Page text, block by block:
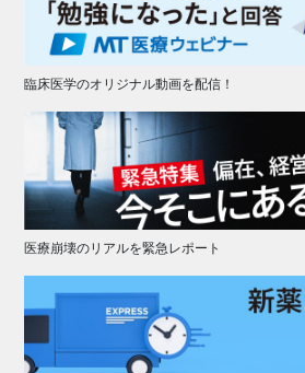
臨床医学のオリジナル動画を配信！
医療崩壊のリアルを緊急レポート